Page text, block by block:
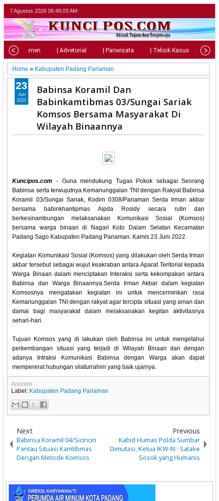
7 Agustus 2026 06:48:05 AM
| Parlemen | Advetorial | Pariwisata | Telisik Kasus |
Home » Kabupaten Padang Pariaman
Babinsa Koramil Dan
Babinkamtibmas 03/Sungai Sariak
Komsos Bersama Masyarakat Di
Wilayah Binaannya
Kuncipos.com - Guna mendukung Tugas Pokok sebagai Seorang
Babinsa serta terwujutnya Kemanunggalan TNI dengan Rakyat Babinsa
Koramil 03/Sungai Sariak, Kodim 0308/Pariaman Serda Irman akbar
bersama babinkhantipmas Aipda Rosidy secara rutin dan
berkesinambungan melaksanakan Komunikasi Sosial (Komsos)
bersama warga binaan di Nagari Koto Dalam Selatan Kecamatan
Padang Sago Kabupaten Padang Pariaman. Kamis 23 Juni 2022.
Kegiatan Komunikasi Sosial (Komsos) yang dilakukan oleh Serda Irman
akbar tersebut sebagai wujut keakraban antara Aparat Teritorial kepada
Warga Binaan dalam menciptakan Interaksi serta kekompakan antara
Babinsa dan Warga Binaannya.Serda Irman Akbar dalam kegiatan
Komsosnya mengatakan kegiatan ini untuk mencerminkan rasa
Kemanunggalan TNI dengan rakyat agar tercipta situasi yang aman dan
damai bagi masyarakat dalam melaksanakan kegitan aktivitasnya
sehari-hari.
Tujuan Komsos yang di lakukan oleh Babinsa ini untuk mengetahui
perkembangan situasi yang terjadi di Wilayah Binaan dan dengan
adanya Intraksi Komunikasi Babinsa dengan Warga akan dapat
mempererat hubungan silaturrahim yang baik ujarnya.
23
Jun
2022
Anonim
Label: Kabupaten Padang Pariaman
Next
Babinsa Koramil 04/Sicincin
Pantau Situasi Kamtibmas
Dengan Metode Komsos
Previous
Kabid Humas Polda Sumbar
Dimutasi, Ketua IKW-RI : Satake
Sosok yang Humanis